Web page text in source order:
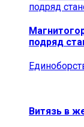
подряд
Витязь в